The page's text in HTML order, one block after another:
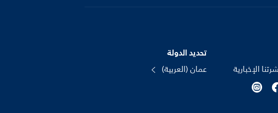
الإخبارية
تحديد الدولة
عمان (العربية)